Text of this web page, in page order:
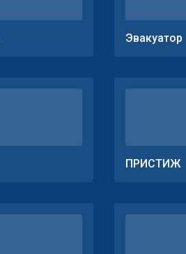
Эвакуатор
ПРИСТИЖ